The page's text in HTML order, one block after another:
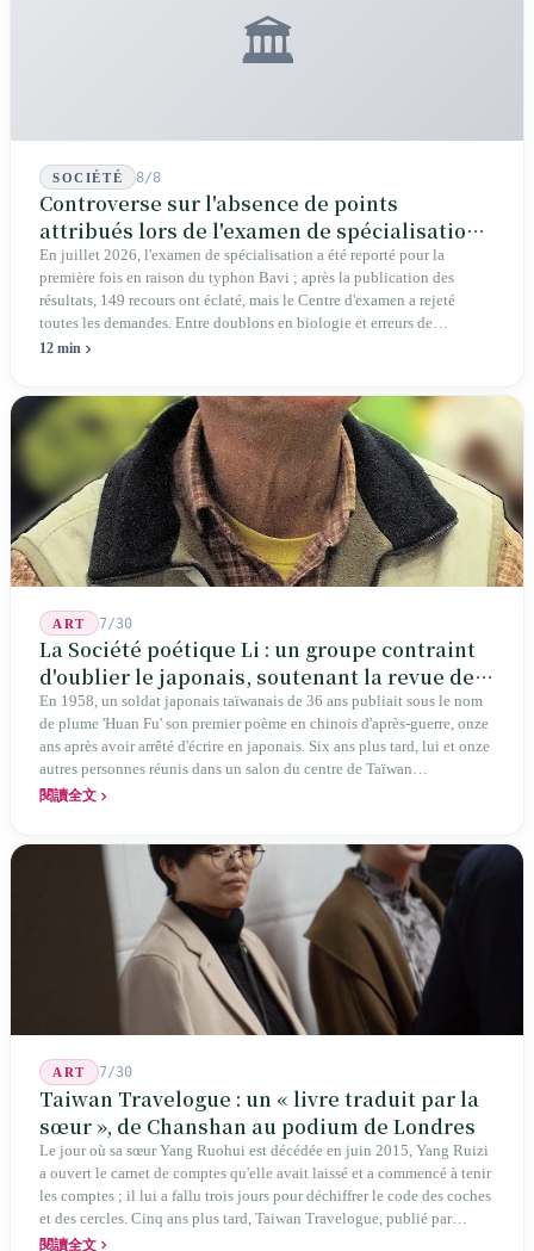
🏛️
SOCIÉTÉ 8/8
Controverse sur l'absence de points
attribués lors de l'examen de spécialisation
2026 : une crise structurelle de l'intégrité
éducative
En juillet 2026, l'examen de spécialisation a été reporté pour la
première fois en raison du typhon Bavi ; après la publication des
résultats, 149 recours ont éclaté, mais le Centre d'examen a rejeté
toutes les demandes. Entre doublons en biologie et erreurs de
graphiques en géographie, les autorités affirment que cela « n'affecte
12 min
ART 7/30
La Société poétique Li : un groupe contraint
d'oublier le japonais, soutenant la revue de
poésie chinoise la plus ancienne de Taïwan
En 1958, un soldat japonais taïwanais de 36 ans publiait sous le nom
de plume 'Huan Fu' son premier poème en chinois d'après-guerre, onze
ans après avoir arrêté d'écrire en japonais. Six ans plus tard, lui et onze
autres personnes réunis dans un salon du centre de Taïwan
transformaient cette expérience de mutisme générationnel en une
jusqu'aux manuels scolaires du collège.
閱讀全文
ART 7/30
Taiwan Travelogue : un « livre traduit par la
sœur », de Chanshan au podium de Londres
Le jour où sa sœur Yang Ruohui est décédée en juin 2015, Yang Ruizi
a ouvert le carnet de comptes qu'elle avait laissé et a commencé à tenir
les comptes ; il lui a fallu trois jours pour déchiffrer le code des coches
et des cercles. Cinq ans plus tard, Taiwan Travelogue, publié par
Chanshan, portait la mention « par Chihako Aoyama, traduit par Yang
閱讀全文